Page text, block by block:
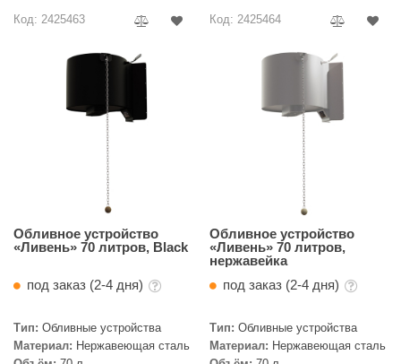
Код: 2425463
Обливное устройство
«Ливень» 70 литров, Black
под заказ (2-4 дня)
Тип: Обливные устройства
Материал: Нержавеющая сталь
Код: 2425464
Обливное устройство
«Ливень» 70 литров,
нержавейка
под заказ (2-4 дня)
Тип: Обливные устройства
Материал: Нержавеющая сталь